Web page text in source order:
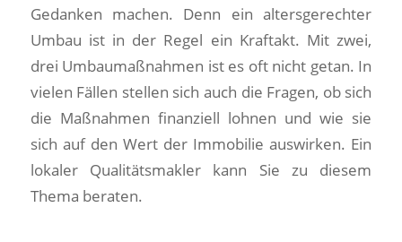
Gedanken machen. Denn ein altersgerechter
Umbau ist in der Regel ein Kraftakt. Mit zwei,
drei Umbaumaßnahmen ist es oft nicht getan. In
vielen Fällen stellen sich auch die Fragen, ob sich
die Maßnahmen finanziell lohnen und wie sie
sich auf den Wert der Immobilie auswirken. Ein
lokaler Qualitätsmakler kann Sie zu diesem
Thema beraten.